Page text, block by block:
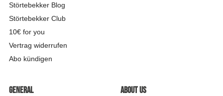
Störtebekker Blog
Störtebekker Club
10€ for you
Vertrag widerrufen
Abo kündigen
General About us